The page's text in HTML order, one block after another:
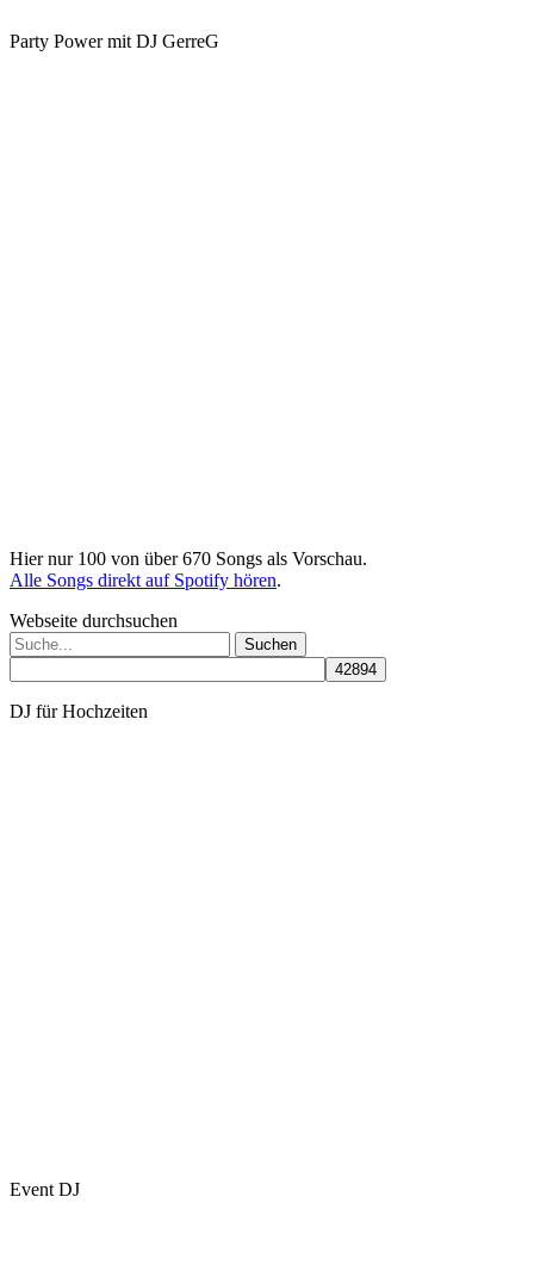
Party Power mit DJ GerreG
Hier nur 100 von über 670 Songs als Vorschau.
Alle Songs direkt auf Spotify hören.
Webseite durchsuchen
Suchen
nach:
DJ für Hochzeiten
Event DJ